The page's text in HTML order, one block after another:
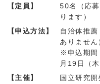
【定員】
50名（応
ります）
【申込方法】
自治体推
ありません
※申込期間
月19日（木
【主催】
国立研究